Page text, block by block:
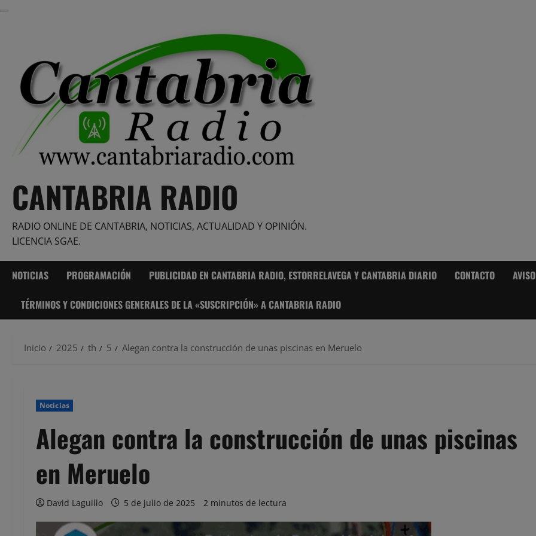
CANTABRIA RADIO
RADIO ONLINE DE CANTABRIA, NOTICIAS, ACTUALIDAD Y OPINIÓN.
LICENCIA SGAE.
NOTICIAS PROGRAMACIÓN PUBLICIDAD EN CANTABRIA RADIO, ESTORRELAVEGA Y CANTABRIA DIARIO CONTACTO
TÉRMINOS Y CONDICIONES GENERALES DE LA «SUSCRIPCIÓN» A CANTABRIA RADIO
Inicio 2025 th 5 Alegan contra la construcción de unas piscinas en Meruelo
Noticias
Alegan contra la construcción de unas piscinas
en Meruelo
David Laguillo 5 de julio de 2025 2 minutos de lectura